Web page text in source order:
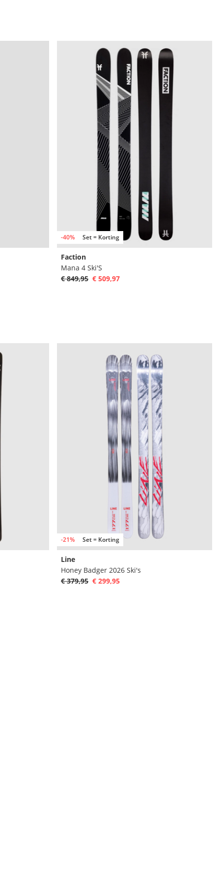
-40% Set = Korting
Faction
Mana 4 Ski'S
€ 849,95 € 509,97
-21% Set = Korting
Line
Honey Badger 2026 Ski's
€ 379,95 € 299,95